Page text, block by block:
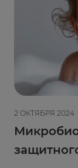
2 ОКТЯБРЯ 2024